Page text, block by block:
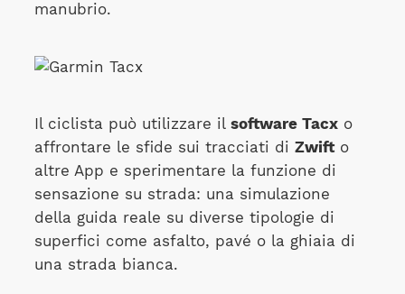
manubrio.
Il ciclista può utilizzare il software Tacxo
affrontare le sfide sui tracciati di Zwifto
altre App e sperimentare la funzione di
sensazione su strada: una simulazione
della guida reale su diverse tipologie di
superfici come asfalto, pavé o la ghiaia di
una strada bianca.